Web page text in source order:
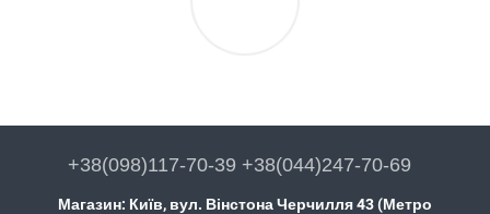
+38(098)117-70-39 +38(044)247-70-69
Магазин: Київ, вул. Вінстона Черчилля 43 (Метро